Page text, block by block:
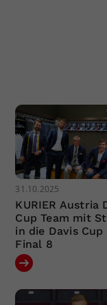
31.10.2025
KURIER Austria
Cup Team mit
in die Davis Cup
Final 8